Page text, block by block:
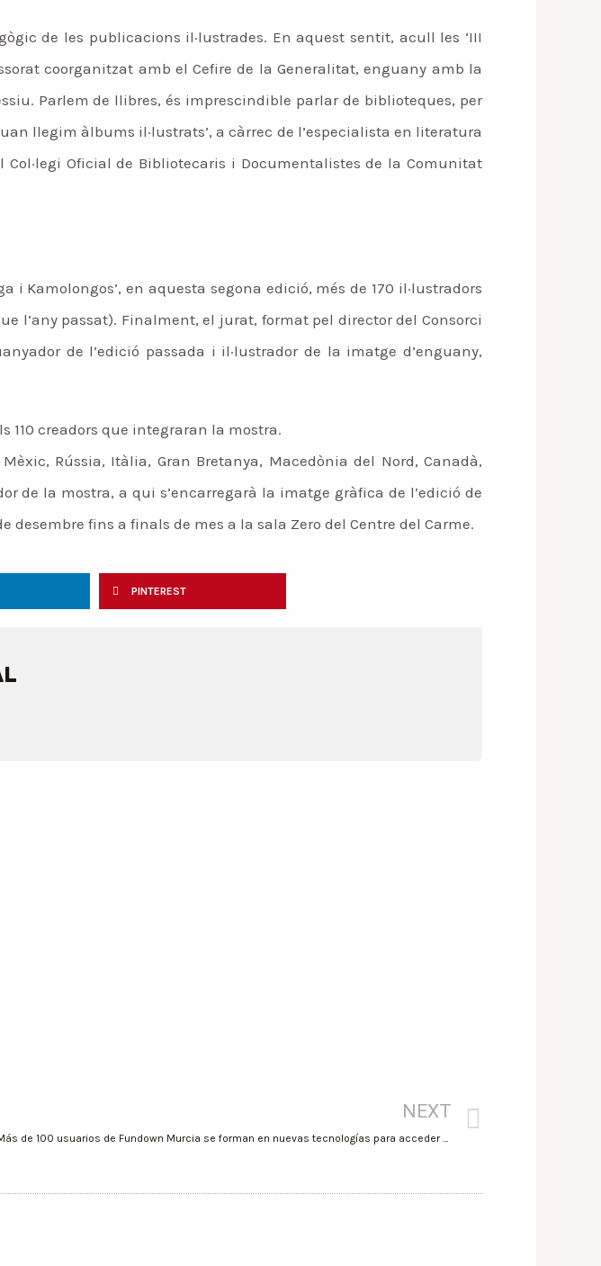
de les publicacions il·lustrades. En aquest sentit, acull les ‘III
coorganitzat amb el Cefire de la Generalitat, enguany amb la
Parlem de llibres, és imprescindible parlar de biblioteques, per
llegim àlbums il·lustrats’, a càrrec de l’especialista en literatura
Oficial de Bibliotecaris i Documentalistes de la Comunitat
Kamolongos’, en aquesta segona edició, més de 170 il·lustradors
l’any passat). Finalment, el jurat, format pel director del Consorci
de l’edició passada i il·lustrador de la imatge d’enguany,
110 creadors que integraran la mostra.
Rússia, Itàlia, Gran Bretanya, Macedònia del Nord, Canadà,
de la mostra, a qui s’encarregarà la imatge gràfica de l’edició de
desembre fins a finals de mes a la sala Zero del Centre del Carme.
PINTEREST
NEXT